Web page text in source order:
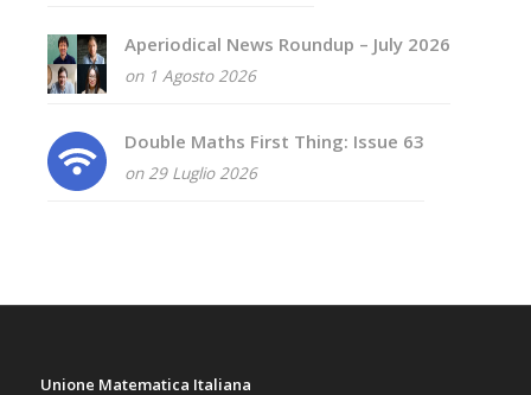
Aperiodical News Roundup – July 2026
on 1 Agosto 2026
Double Maths First Thing: Issue 63
on 29 Luglio 2026
Unione Matematica Italiana